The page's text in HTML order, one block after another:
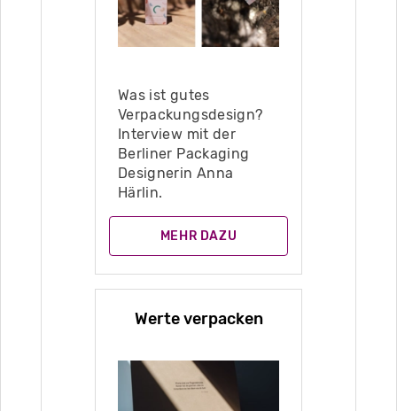
Was ist gutes
Verpackungsdesign?
Interview mit der
Berliner Packaging
Designerin Anna
Härlin.
MEHR DAZU
Werte verpacken